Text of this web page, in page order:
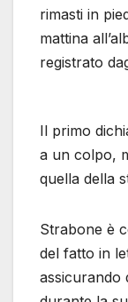
rimasti in
mattina
registrato
Il primo
a un colpo,
quella della
Strabone è
del fatto in
assicurando